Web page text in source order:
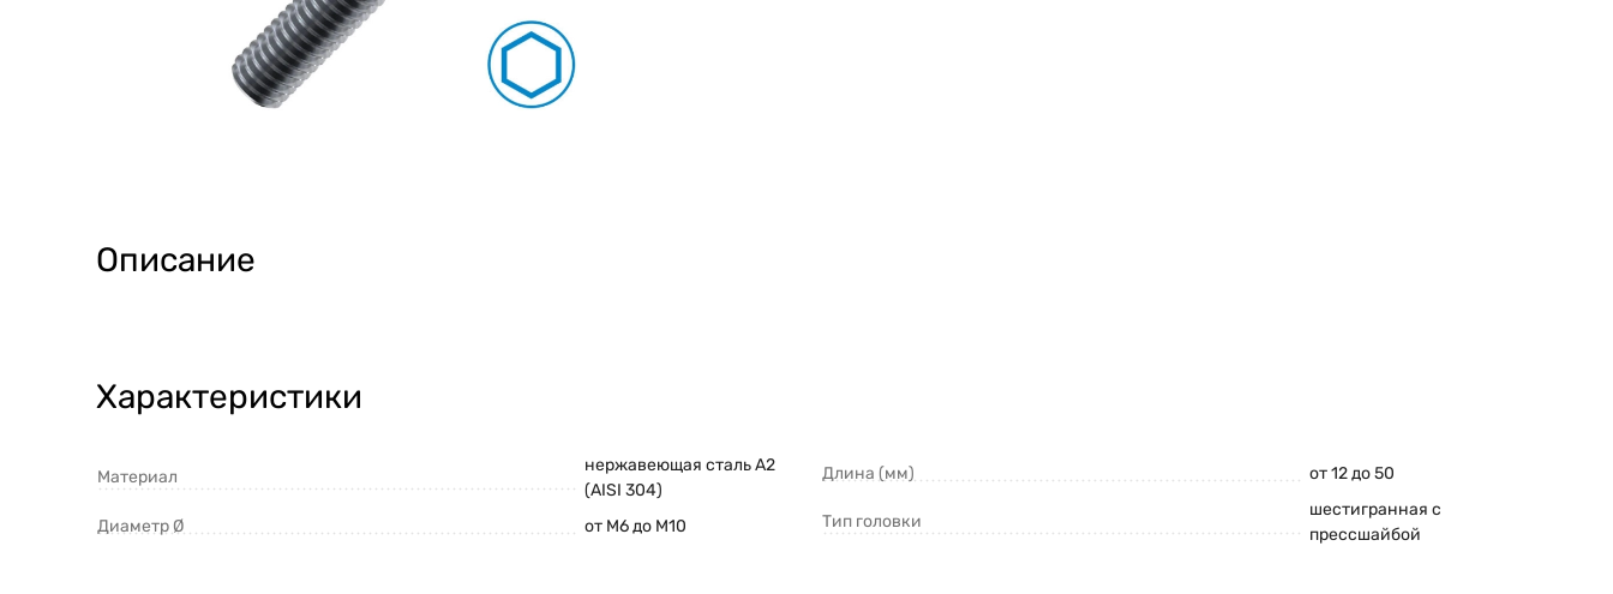
Описание
Характеристики
Материал
нержавеющая сталь A2
(AISI 304)
Диаметр Ø
от M6 до M10
Длина (мм) от 12 до 50
Тип головки
шестигранная с
прессшайбой